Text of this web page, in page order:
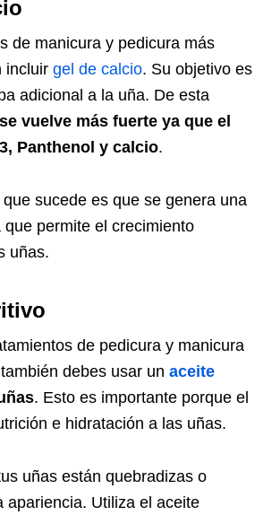
de manicura y pedicura más
incluir gel de calcio. Su objetivo es
adicional a la uña. De esta
vuelve más fuerte ya que el
Panthenol y calcio.
sucede es que se genera una
permite el crecimiento
uñas.
de pedicura y manicura
debes usar un aceite
. Esto es importante porque el
e hidratación a las uñas.
uñas están quebradizas o
apariencia. Utiliza el aceite